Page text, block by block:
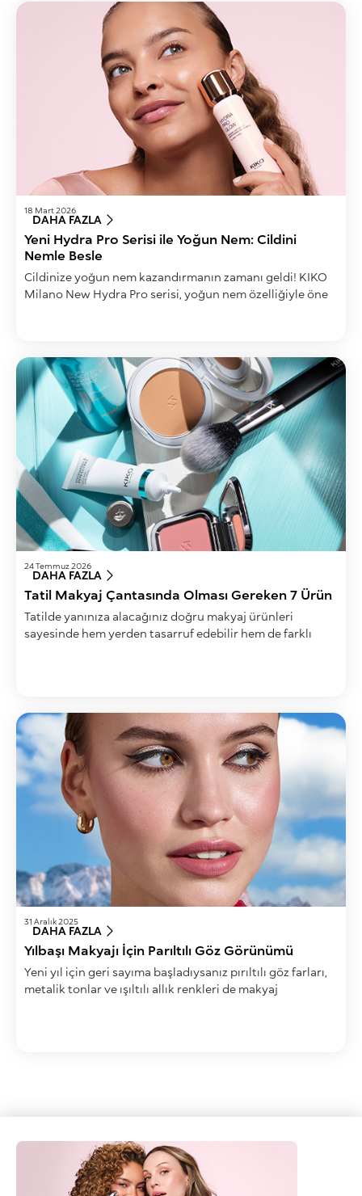
18 Mart 2026
Yeni Hydra Pro Serisi ile Yoğun Nem: Cildini
Nemle Besle
Cildinize yoğun nem kazandırmanın zamanı geldi! KIKO
Milano New Hydra Pro serisi, yoğun nem özelliğiyle öne
DAHA FAZLA
24 Temmuz 2026
Tatil Makyaj Çantasında Olması Gereken 7 Ürün
Tatilde yanınıza alacağınız doğru makyaj ürünleri
sayesinde hem yerden tasarruf edebilir hem de farklı
DAHA FAZLA
31 Aralık 2025
Yılbaşı Makyajı İçin Parıltılı Göz Görünümü
Yeni yıl için geri sayıma başladıysanız pırıltılı göz farları,
metalik tonlar ve ışıltılı allık renkleri de makyaj
DAHA FAZLA